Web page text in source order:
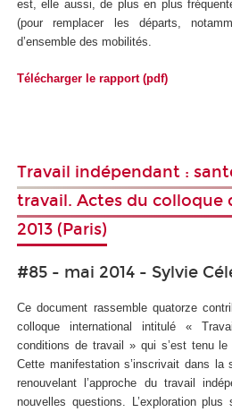
est, elle aussi, de plus en plus
(pour remplacer les départs,
d’ensemble des mobilités.
Télécharger le rapport (pdf)
Travail indépendant :
travail. Actes du colloque
2013 (Paris)
#85 - mai 2014 - Sylvie
Ce document rassemble quatorze
colloque international intitulé «
conditions de travail » qui s’est tenu le
Cette manifestation s’inscrivait dans la
renouvelant l’approche du travail
nouvelles questions. L’exploration